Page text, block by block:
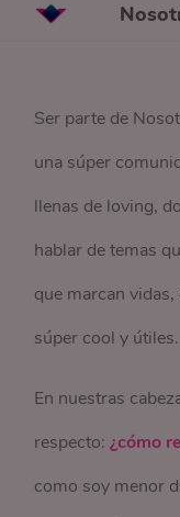
Ser parte de
una súper
llenas de loving,
hablar de temas
que marcan
súper cool y útiles.
En nuestras
respecto:¿cómo
como soy menor